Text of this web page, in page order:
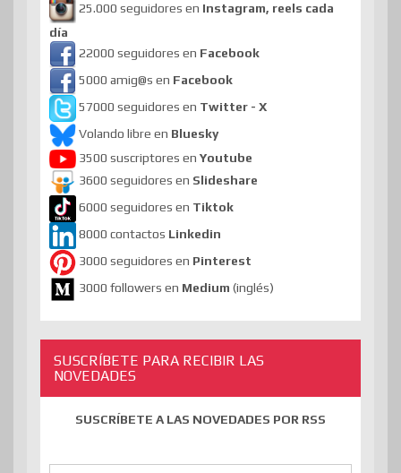
25.000 seguidores en Instagram, reels cada
día
22000 seguidores en Facebook
5000 amig@s en Facebook
57000 seguidores en Twitter - X
Volando libre en Bluesky
3500 suscriptores en Youtube
3600 seguidores en Slideshare
6000 seguidores en Tiktok
8000 contactos Linkedin
3000 seguidores en Pinterest
3000 followers en Medium (inglés)
SUSCRÍBETE PARA RECIBIR LAS
NOVEDADES
SUSCRÍBETE A LAS NOVEDADES POR RSS